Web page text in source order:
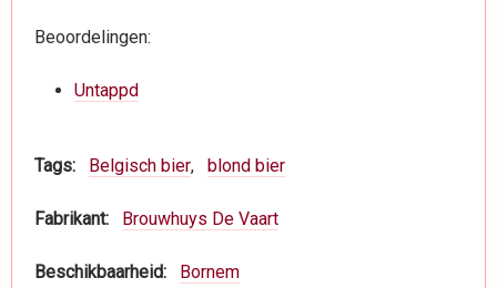
Beoordelingen:
Untappd
Tags Belgisch bier blond bier
Fabrikant Brouwhuys De Vaart
Beschikbaarheid Bornem